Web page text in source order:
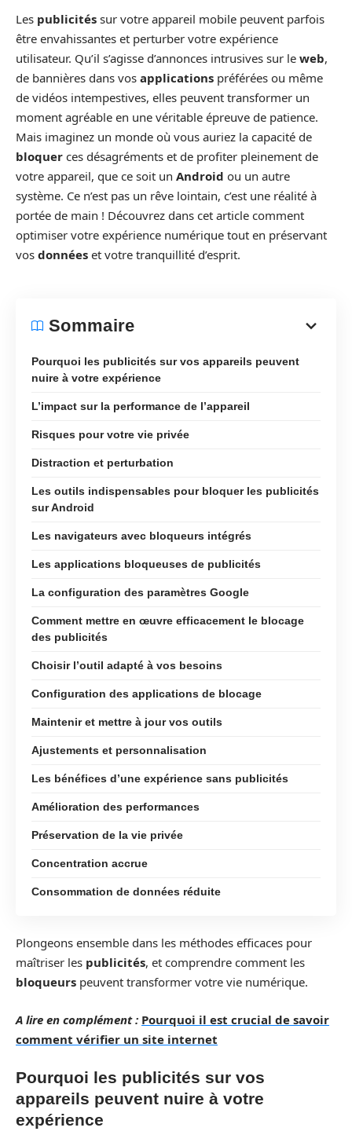
Les publicités sur votre appareil mobile peuvent parfois
être envahissantes et perturber votre expérience
utilisateur. Qu’il s’agisse d’annonces intrusives sur le web,
de bannières dans vos applications préférées ou même
de vidéos intempestives, elles peuvent transformer un
moment agréable en une véritable épreuve de patience.
Mais imaginez un monde où vous auriez la capacité de
bloquer ces désagréments et de profiter pleinement de
votre appareil, que ce soit un Android ou un autre
système. Ce n’est pas un rêve lointain, c’est une réalité à
portée de main ! Découvrez dans cet article comment
optimiser votre expérience numérique tout en préservant
vos données et votre tranquillité d’esprit.
Sommaire
Pourquoi les publicités sur vos appareils peuvent
nuire à votre expérience
L’impact sur la performance de l’appareil
Risques pour votre vie privée
Distraction et perturbation
Les outils indispensables pour bloquer les publicités
sur Android
Les navigateurs avec bloqueurs intégrés
Les applications bloqueuses de publicités
La configuration des paramètres Google
Comment mettre en œuvre efficacement le blocage
des publicités
Choisir l’outil adapté à vos besoins
Configuration des applications de blocage
Maintenir et mettre à jour vos outils
Ajustements et personnalisation
Les bénéfices d’une expérience sans publicités
Amélioration des performances
Préservation de la vie privée
Concentration accrue
Consommation de données réduite
Plongeons ensemble dans les méthodes efficaces pour
maîtriser les publicités, et comprendre comment les
bloqueurs peuvent transformer votre vie numérique.
A lire en complément : Pourquoi il est crucial de savoir
comment vérifier un site internet
Pourquoi les publicités sur vos
appareils peuvent nuire à votre
expérience